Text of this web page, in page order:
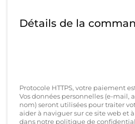
Détails de la
Protocole HTTPS, votre paiement
Vos données personnelles (e-mail,
nom) seront utilisées pour traiter
aider à naviguer sur ce site web et
dans notre politique de